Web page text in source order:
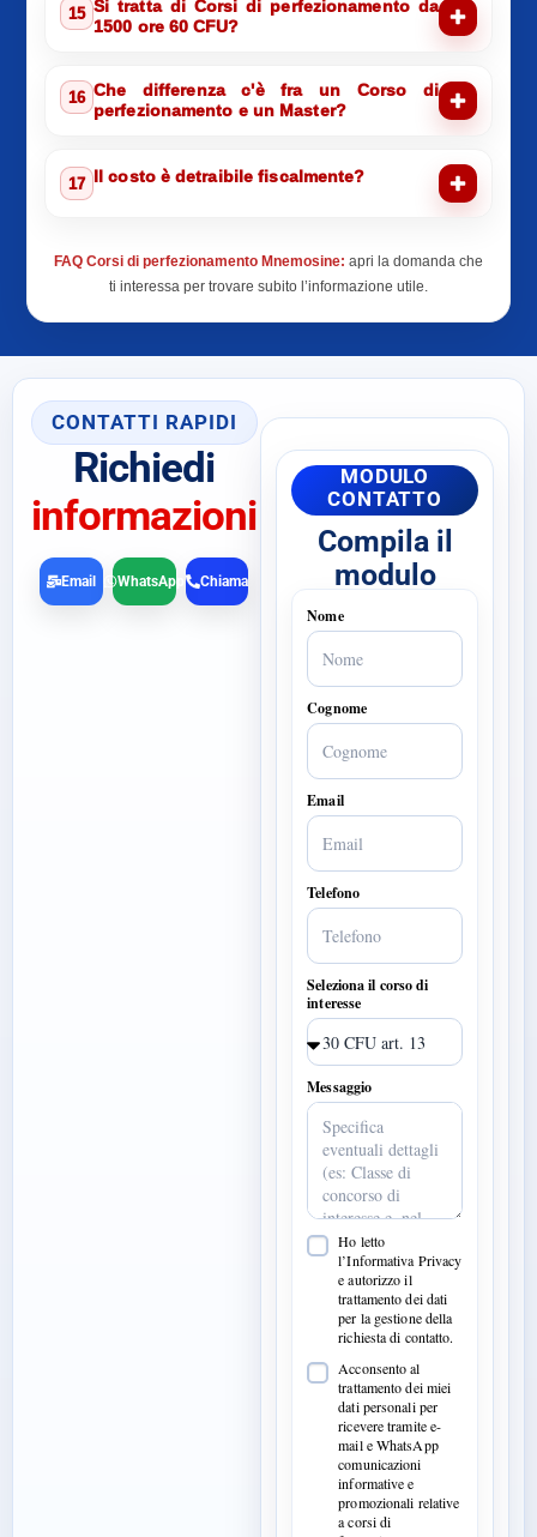
15 Si tratta di Corsi di perfezionamento da
1500 ore 60 CFU?
16 Che differenza c'è fra un Corso di
perfezionamento e un Master?
17 Il costo è detraibile fiscalmente?
FAQ Corsi di perfezionamento Mnemosine: apri la domanda che
ti interessa per trovare subito l’informazione utile.
CONTATTI RAPIDI
Richiedi
informazioni
Chiama
Email WhatsApp
MODULO
CONTATTO
Compila il
modulo
Nome
Cognome
Email
Telefono
Seleziona il corso di
interesse
Messaggio
Ho letto
l’Informativa Privacy
e autorizzo il
trattamento dei dati
per la gestione della
richiesta di contatto.
Acconsento al
trattamento dei miei
dati personali per
ricevere tramite e-
mail e WhatsApp
comunicazioni
informative e
promozionali relative
a corsi di